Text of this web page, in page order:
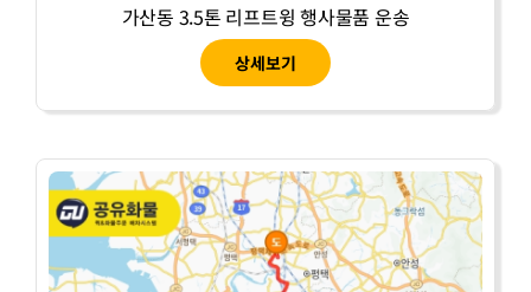
가산동 3.5톤 리프트윙 행사물품 운송
상세보기